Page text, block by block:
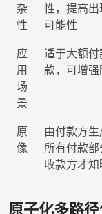
杂
性
性，提高
可能性
应
用
场
景
适于大额
款，可增
原
像
由付款方
所有付款部
收款方才知
原子化多路